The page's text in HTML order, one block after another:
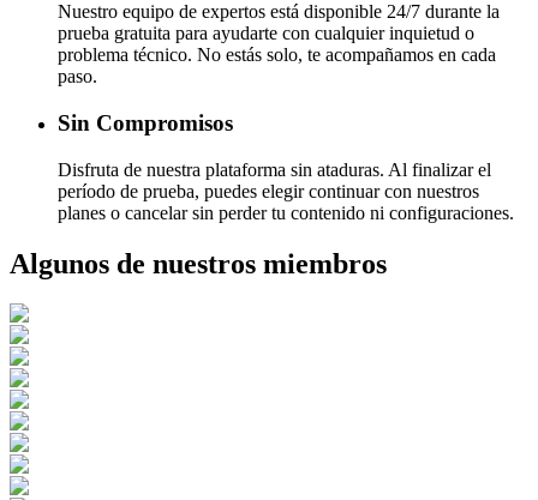
Nuestro equipo de expertos está disponible 24/7 durante la
prueba gratuita para ayudarte con cualquier inquietud o
problema técnico. No estás solo, te acompañamos en cada
paso.
Sin Compromisos
Disfruta de nuestra plataforma sin ataduras. Al finalizar el
período de prueba, puedes elegir continuar con nuestros
planes o cancelar sin perder tu contenido ni configuraciones.
Algunos de nuestros miembros